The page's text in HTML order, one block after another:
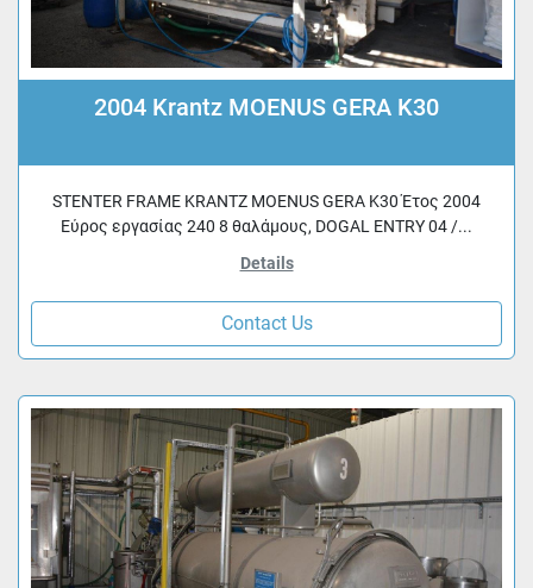
2004 Krantz MOENUS GERA K30
STENTER FRAME KRANTZ MOENUS GERA K30 Έτος 2004
Εύρος εργασίας 240 8 θαλάμους, DOGAL ENTRY 04 /...
Details
Contact Us